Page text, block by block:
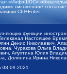
«ИнфоШОС»
письменное
Ctrl+Enter
функции
Настоящее
Денис Николаевич,
Чуракова Ольга
Апухтина Юлия
Долинина Ирина
03.09.2021